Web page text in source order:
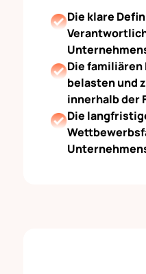
Die klare
Die familiären
belasten und
innerhalb der
Die